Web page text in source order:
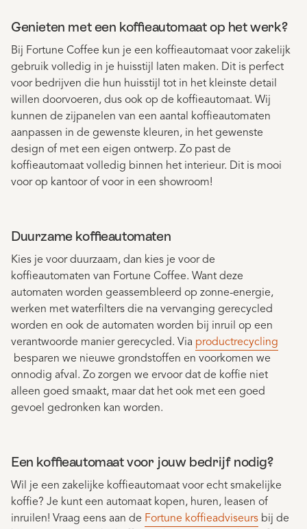
Genieten met een koffieautomaat op het werk?
Bij Fortune Coffee kun je een koffieautomaat voor zakelijk
gebruik volledig in je huisstijl laten maken. Dit is perfect
voor bedrijven die hun huisstijl tot in het kleinste detail
willen doorvoeren, dus ook op de koffieautomaat. Wij
kunnen de zijpanelen van een aantal koffieautomaten
aanpassen in de gewenste kleuren, in het gewenste
design of met een eigen ontwerp. Zo past de
koffieautomaat volledig binnen het interieur. Dit is mooi
voor op kantoor of voor in een showroom!
Duurzame koffieautomaten
Kies je voor duurzaam, dan kies je voor de
koffieautomaten van Fortune Coffee. Want deze
automaten worden geassembleerd op zonne-energie,
werken met waterfilters die na vervanging gerecycled
worden en ook de automaten worden bij inruil op een
verantwoorde manier gerecycled. Via productrecycling
besparen we nieuwe grondstoffen en voorkomen we
onnodig afval. Zo zorgen we ervoor dat de koffie niet
alleen goed smaakt, maar dat het ook met een goed
gevoel gedronken kan worden.
Een koffieautomaat voor jouw bedrijf nodig?
Wil je een zakelijke koffieautomaat voor echt smakelijke
koffie? Je kunt een automaat kopen, huren, leasen of
inruilen! Vraag eens aan de Fortune koffieadviseurs bij de